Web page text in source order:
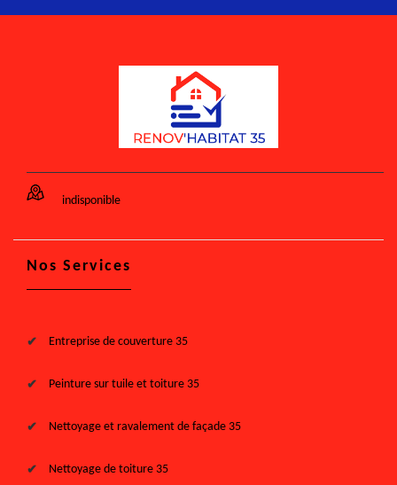
indisponible
Nos Services
Entreprise de couverture 35
Peinture sur tuile et toiture 35
Nettoyage et ravalement de façade 35
Nettoyage de toiture 35